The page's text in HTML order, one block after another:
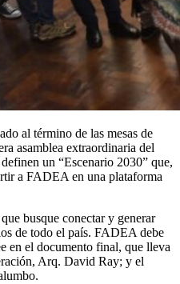
al término de las mesas de
asamblea extraordinaria del
un “Escenario 2030” que,
a FADEA en una plataforma
busque conectar y generar
de todo el país. FADEA debe
en el documento final, que lleva
Arq. David Ray; y el